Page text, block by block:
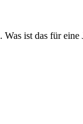
ist das für eine